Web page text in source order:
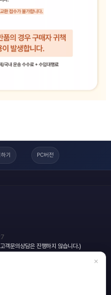
기 PC버전
문의상담은 진행하지 않습니다.)
×